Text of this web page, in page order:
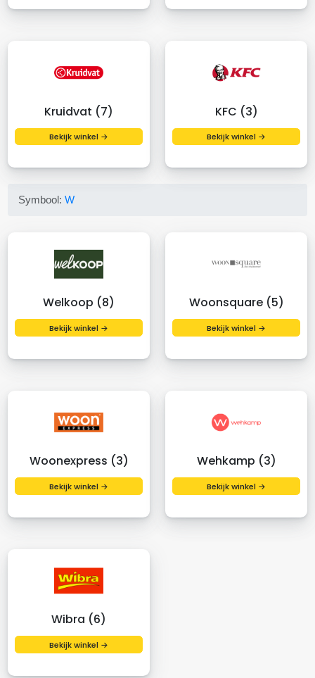
Kruidvat (7)
Bekijk winkel →
KFC (3)
Bekijk winkel →
Symbool:W
Welkoop (8)
Bekijk winkel →
Woonsquare (5)
Bekijk winkel →
Woonexpress (3)
Bekijk winkel →
Wehkamp (3)
Bekijk winkel →
Wibra (6)
Bekijk winkel →